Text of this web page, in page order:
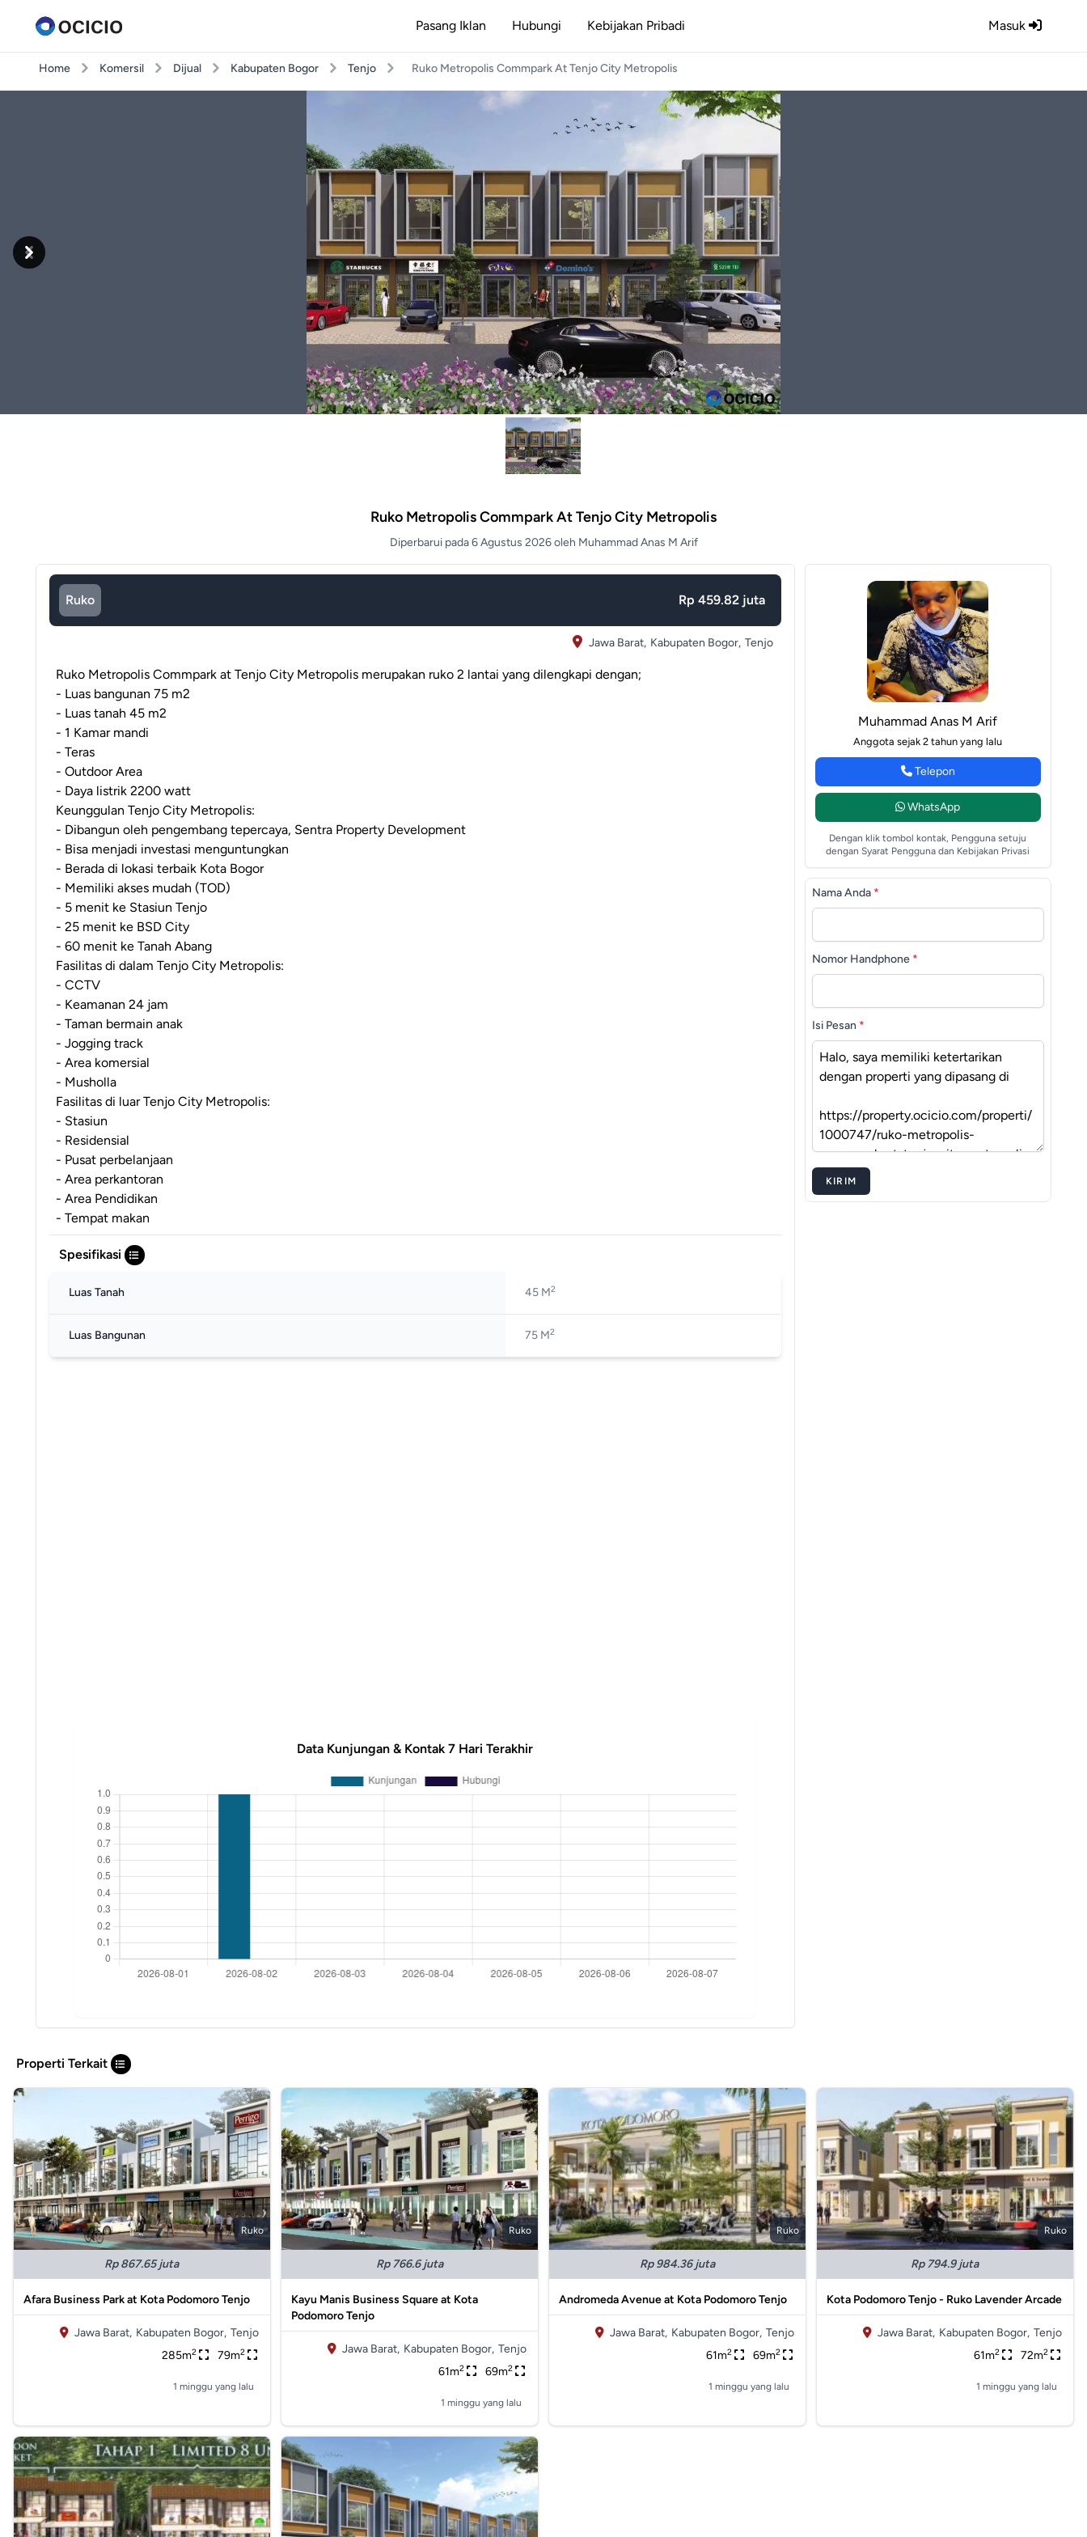
Masuk
Pasang Iklan Hubungi Kebijakan Pribadi
Home Komersil Dijual Kabupaten Bogor Tenjo Ruko Metropolis Commpark At Tenjo City Metropolis
Previous
Next
Ruko Metropolis Commpark At Tenjo City Metropolis
Diperbarui pada 6 Agustus 2026 oleh Muhammad Anas M Arif
Ruko Rp 459.82 juta
Jawa Barat, Kabupaten Bogor, Tenjo
Ruko Metropolis Commpark at Tenjo City Metropolis merupakan ruko 2 lantai yang dilengkapi dengan;
- Luas bangunan 75 m2
- Luas tanah 45 m2
- 1 Kamar mandi
- Teras
- Outdoor Area
- Daya listrik 2200 watt
Keunggulan Tenjo City Metropolis:
- Dibangun oleh pengembang tepercaya, Sentra Property Development
- Bisa menjadi investasi menguntungkan
- Berada di lokasi terbaik Kota Bogor
- Memiliki akses mudah (TOD)
- 5 menit ke Stasiun Tenjo
- 25 menit ke BSD City
- 60 menit ke Tanah Abang
Fasilitas di dalam Tenjo City Metropolis:
- CCTV
- Keamanan 24 jam
- Taman bermain anak
- Jogging track
- Area komersial
- Musholla
Fasilitas di luar Tenjo City Metropolis:
- Stasiun
- Residensial
- Pusat perbelanjaan
- Area perkantoran
- Area Pendidikan
- Tempat makan
Spesifikasi
Luas Tanah 45 M2
Luas Bangunan 75 M2
Data Kunjungan & Kontak 7 Hari Terakhir
Muhammad Anas M Arif
Anggota sejak 2 tahun yang lalu
Telepon
WhatsApp
Dengan klik tombol kontak, Pengguna setuju
dengan Syarat Pengguna dan Kebijakan Privasi
Nama Anda *
Nomor Handphone *
Isi Pesan *
KIRIM
Properti Terkait
Ruko
Rp 867.65 juta
Afara Business Park at Kota Podomoro Tenjo
Jawa Barat, Kabupaten Bogor, Tenjo
285m2 79m2
1 minggu yang lalu
Ruko
Rp 766.6 juta
Kayu Manis Business Square at Kota
Podomoro Tenjo
Jawa Barat, Kabupaten Bogor, Tenjo
61m2 69m2
1 minggu yang lalu
Ruko
Rp 984.36 juta
Andromeda Avenue at Kota Podomoro Tenjo
Jawa Barat, Kabupaten Bogor, Tenjo
61m2 69m2
1 minggu yang lalu
Ruko
Rp 794.9 juta
Kota Podomoro Tenjo - Ruko Lavender Arcade
Jawa Barat, Kabupaten Bogor, Tenjo
61m2 72m2
1 minggu yang lalu